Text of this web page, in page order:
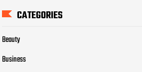
CATEGORIES
Beauty
Business